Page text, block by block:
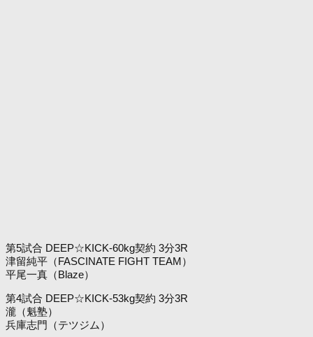
第5試合 DEEP☆KICK-60kg契約 3分3R
津留純平（FASCINATE FIGHT TEAM）
平尾一真（Blaze）
第4試合 DEEP☆KICK-53kg契約 3分3R
瀧（魁塾）
兵庫志門（テツジム）